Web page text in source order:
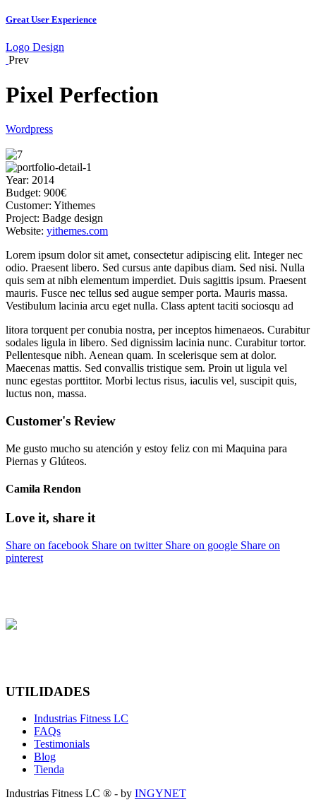
Great User Experience
Logo Design
Prev
Pixel Perfection
Wordpress
Year: 2014
Budget: 900€
Customer: Yithemes
Project: Badge design
Website: yithemes.com
Lorem ipsum dolor sit amet, consectetur adipiscing elit. Integer nec
odio. Praesent libero. Sed cursus ante dapibus diam. Sed nisi. Nulla
quis sem at nibh elementum imperdiet. Duis sagittis ipsum. Praesent
mauris. Fusce nec tellus sed augue semper porta. Mauris massa.
Vestibulum lacinia arcu eget nulla. Class aptent taciti sociosqu ad
litora torquent per conubia nostra, per inceptos himenaeos. Curabitur
sodales ligula in libero. Sed dignissim lacinia nunc. Curabitur tortor.
Pellentesque nibh. Aenean quam. In scelerisque sem at dolor.
Maecenas mattis. Sed convallis tristique sem. Proin ut ligula vel
nunc egestas porttitor. Morbi lectus risus, iaculis vel, suscipit quis,
luctus non, massa.
Customer's Review
Me gusto mucho su atención y estoy feliz con mi Maquina para
Piernas y Glúteos.
Camila Rendon
Love it, share it
Share on facebook Share on twitter Share on google Share on
pinterest
UTILIDADES
Industrias Fitness LC
FAQs
Testimonials
Blog
Tienda
Industrias Fitness LC ® - by INGYNET